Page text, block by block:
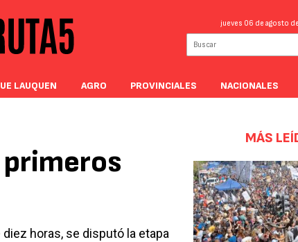
jueves 06 de agosto
LAUQUEN AGRO PROVINCIALES NACIONALES
horas, se disputó la etapa
MÁS